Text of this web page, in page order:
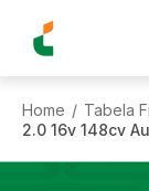
Home / Tabela
2.0 16v 148cv